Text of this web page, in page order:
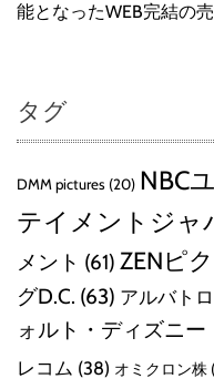
能となったWEB完結の
タグ
DMM pictures (20) NBC
テイメントジャ
メント (61) ZENピ
グD.C. (63) アルバト
ォルト・ディズニー
レコム (38) オミクロン株